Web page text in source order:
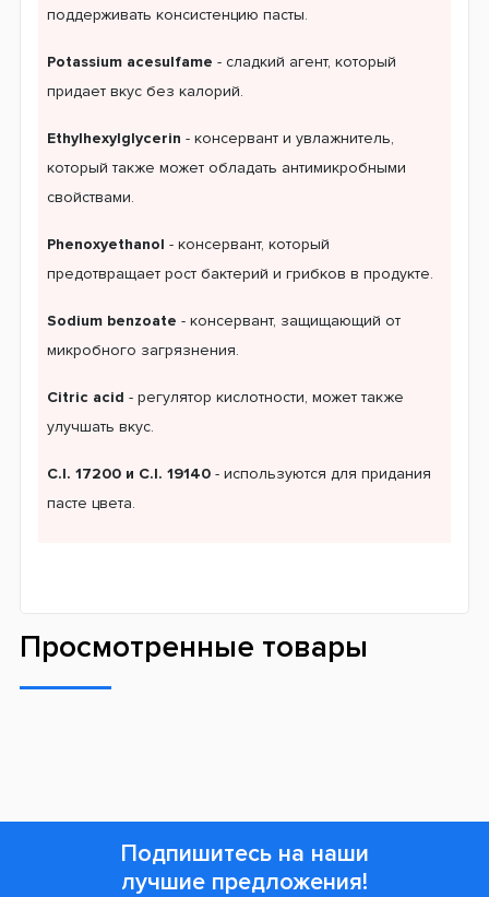
поддерживать консистенцию пасты.
Potassium acesulfame - сладкий агент, который
придает вкус без калорий.
Ethylhexylglycerin - консервант и увлажнитель,
который также может обладать антимикробными
свойствами.
Phenoxyethanol - консервант, который
предотвращает рост бактерий и грибков в продукте.
Sodium benzoate - консервант, защищающий от
микробного загрязнения.
Citric acid - регулятор кислотности, может также
улучшать вкус.
C.I. 17200 и C.I. 19140 - используются для придания
пасте цвета.
Просмотренные товары
Подпишитесь на наши
лучшие предложения!